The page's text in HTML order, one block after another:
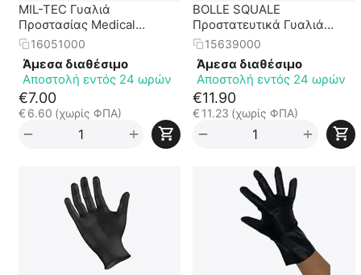
MIL-TEC Γυαλιά
Προστασίας Medical
(EN166:2001)
16051000
Άμεσα διαθέσιμο
Αποστολή εντός 24 ωρών
€7.00
€ 6.60 (χωρίς ΦΠΑ)
+
−
BOLLE SQUALE
Προστατευτικά Γυαλιά
MEDICAL (EN166 F)
15639000
Άμεσα διαθέσιμο
Αποστολή εντός 24 ωρών
€11.90
€11.23 (χωρίς ΦΠΑ)
+
−